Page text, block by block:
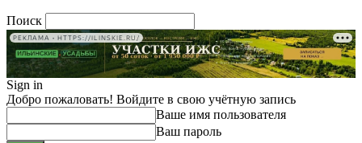
Поиск
РЕКЛАМА • HTTPS://ILINSKIE.RU/
Sign in
Добро пожаловать! Войдите в свою учётную запись
Ваше имя пользователя
Ваш пароль